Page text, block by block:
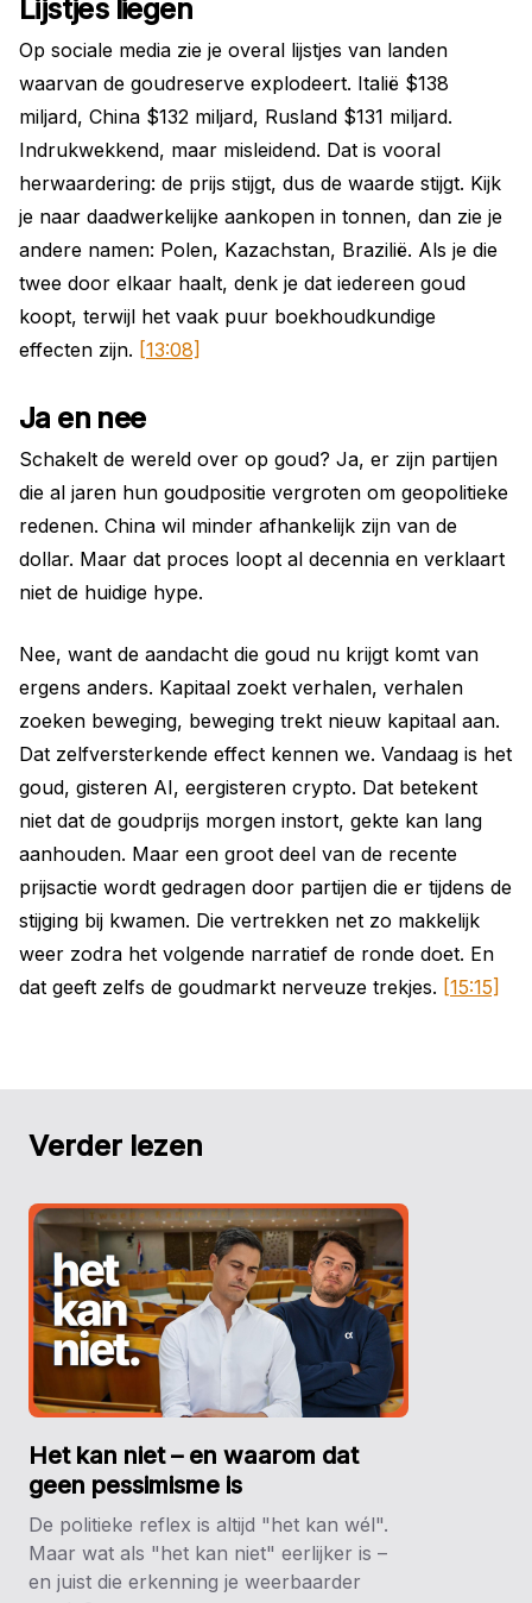
Lijstjes liegen
Op sociale media zie je overal lijstjes van landen
waarvan de goudreserve explodeert. Italië $138
miljard, China $132 miljard, Rusland $131 miljard.
Indrukwekkend, maar misleidend. Dat is vooral
herwaardering: de prijs stijgt, dus de waarde stijgt. Kijk
je naar daadwerkelijke aankopen in tonnen, dan zie je
andere namen: Polen, Kazachstan, Brazilië. Als je die
twee door elkaar haalt, denk je dat iedereen goud
koopt, terwijl het vaak puur boekhoudkundige
effecten zijn. [13:08]
Ja en nee
Schakelt de wereld over op goud? Ja, er zijn partijen
die al jaren hun goudpositie vergroten om geopolitieke
redenen. China wil minder afhankelijk zijn van de
dollar. Maar dat proces loopt al decennia en verklaart
niet de huidige hype.
Nee, want de aandacht die goud nu krijgt komt van
ergens anders. Kapitaal zoekt verhalen, verhalen
zoeken beweging, beweging trekt nieuw kapitaal aan.
Dat zelfversterkende effect kennen we. Vandaag is het
goud, gisteren AI, eergisteren crypto. Dat betekent
niet dat de goudprijs morgen instort, gekte kan lang
aanhouden. Maar een groot deel van de recente
prijsactie wordt gedragen door partijen die er tijdens de
stijging bij kwamen. Die vertrekken net zo makkelijk
weer zodra het volgende narratief de ronde doet. En
dat geeft zelfs de goudmarkt nerveuze trekjes. [15:15]
Verder lezen
Het kan niet – en waarom dat
geen pessimisme is
De politieke reflex is altijd "het kan wél".
Maar wat als "het kan niet" eerlijker is –
en juist die erkenning je weerbaarder